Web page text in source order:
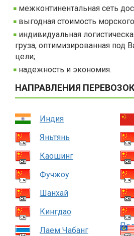
межконтинентальная сеть
выгодная стоимость
индивидуальная
груза, оптимизированная под
цели;
надежность и экономия.
НАПРАВЛЕНИЯ ПЕРЕВОЗОК
Индия
Яньтянь
Каошинг
Фучжоу
Шанхай
Кингдао
Лаем Чабанг